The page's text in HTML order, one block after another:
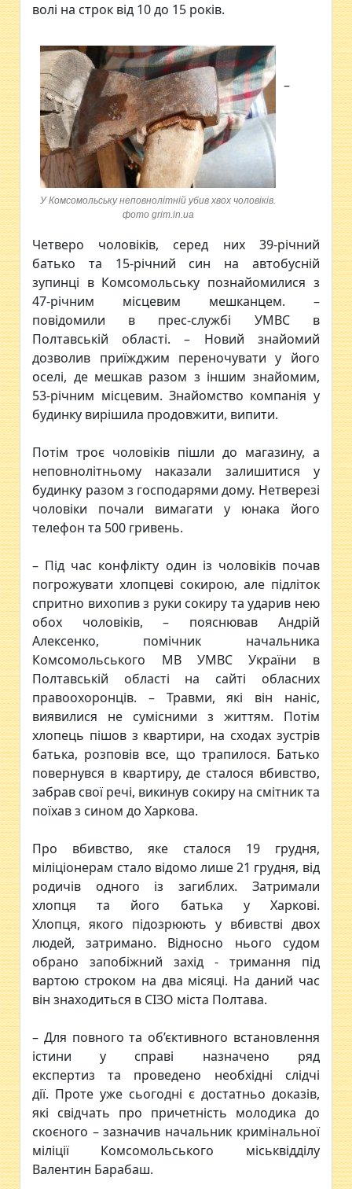
волі на строк від 10 до 15 років.
У Комсомольську неповнолітній убив хвох чоловіків.
фото grim.in.ua
–
Четверо чоловіків, серед них 39-річний
батько та 15-річний син на автобусній
зупинці в Комсомольську познайомилися з
47-річним місцевим мешканцем. –
повідомили в прес-службі УМВС в
Полтавській області. – Новий знайомий
дозволив приїжджим переночувати у його
оселі, де мешкав разом з іншим знайомим,
53-річним місцевим. Знайомство компанія у
будинку вирішила продовжити, випити.
Потім троє чоловіків пішли до магазину, а
неповнолітньому наказали залишитися у
будинку разом з господарями дому. Нетверезі
чоловіки почали вимагати у юнака його
телефон та 500 гривень.
– Під час конфлікту один із чоловіків почав
погрожувати хлопцеві сокирою, але підліток
спритно вихопив з руки сокиру та ударив нею
обох чоловіків, – пояснював Андрій
Алексенко, помічник начальника
Комсомольського МВ УМВС України в
Полтавській області на сайті обласних
правоохоронців. – Травми, які він наніс,
виявилися не сумісними з життям. Потім
хлопець пішов з квартири, на сходах зустрів
батька, розповів все, що трапилося. Батько
повернувся в квартиру, де сталося вбивство,
забрав свої речі, викинув сокиру на смітник та
поїхав з сином до Харкова.
Про вбивство, яке сталося 19 грудня,
міліціонерам стало відомо лише 21 грудня, від
родичів одного із загиблих. Затримали
хлопця та його батька у Харкові.
Хлопця, якого підозрюють у вбивстві двох
людей, затримано. Відносно нього судом
обрано запобіжний захід - тримання під
вартою строком на два місяці. На даний час
він знаходиться в СІЗО міста Полтава.
– Для повного та об’єктивного встановлення
істини у справі назначено ряд
експертиз та проведено необхідні слідчі
дії. Проте уже сьогодні є достатньо доказів,
які свідчать про причетність молодика до
скоєного – зазначив начальник кримінальної
міліції Комсомольського міськвідділу
Валентин Барабаш.